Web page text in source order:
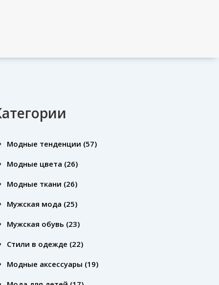
Модные тенденции (57)
Модные цвета (26)
Модные ткани (26)
Мужская мода (25)
Мужская обувь (23)
Стили в одежде (22)
Модные аксессуары (19)